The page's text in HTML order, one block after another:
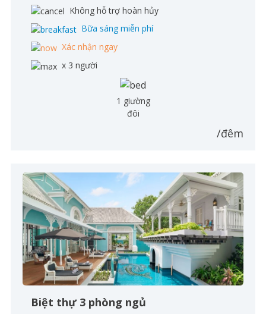
Không hỗ trợ hoàn hủy
Bữa sáng miễn phí
Xác nhận ngay
x 3 người
1 giường
đôi
/đêm
Biệt thự 3 phòng ngủ